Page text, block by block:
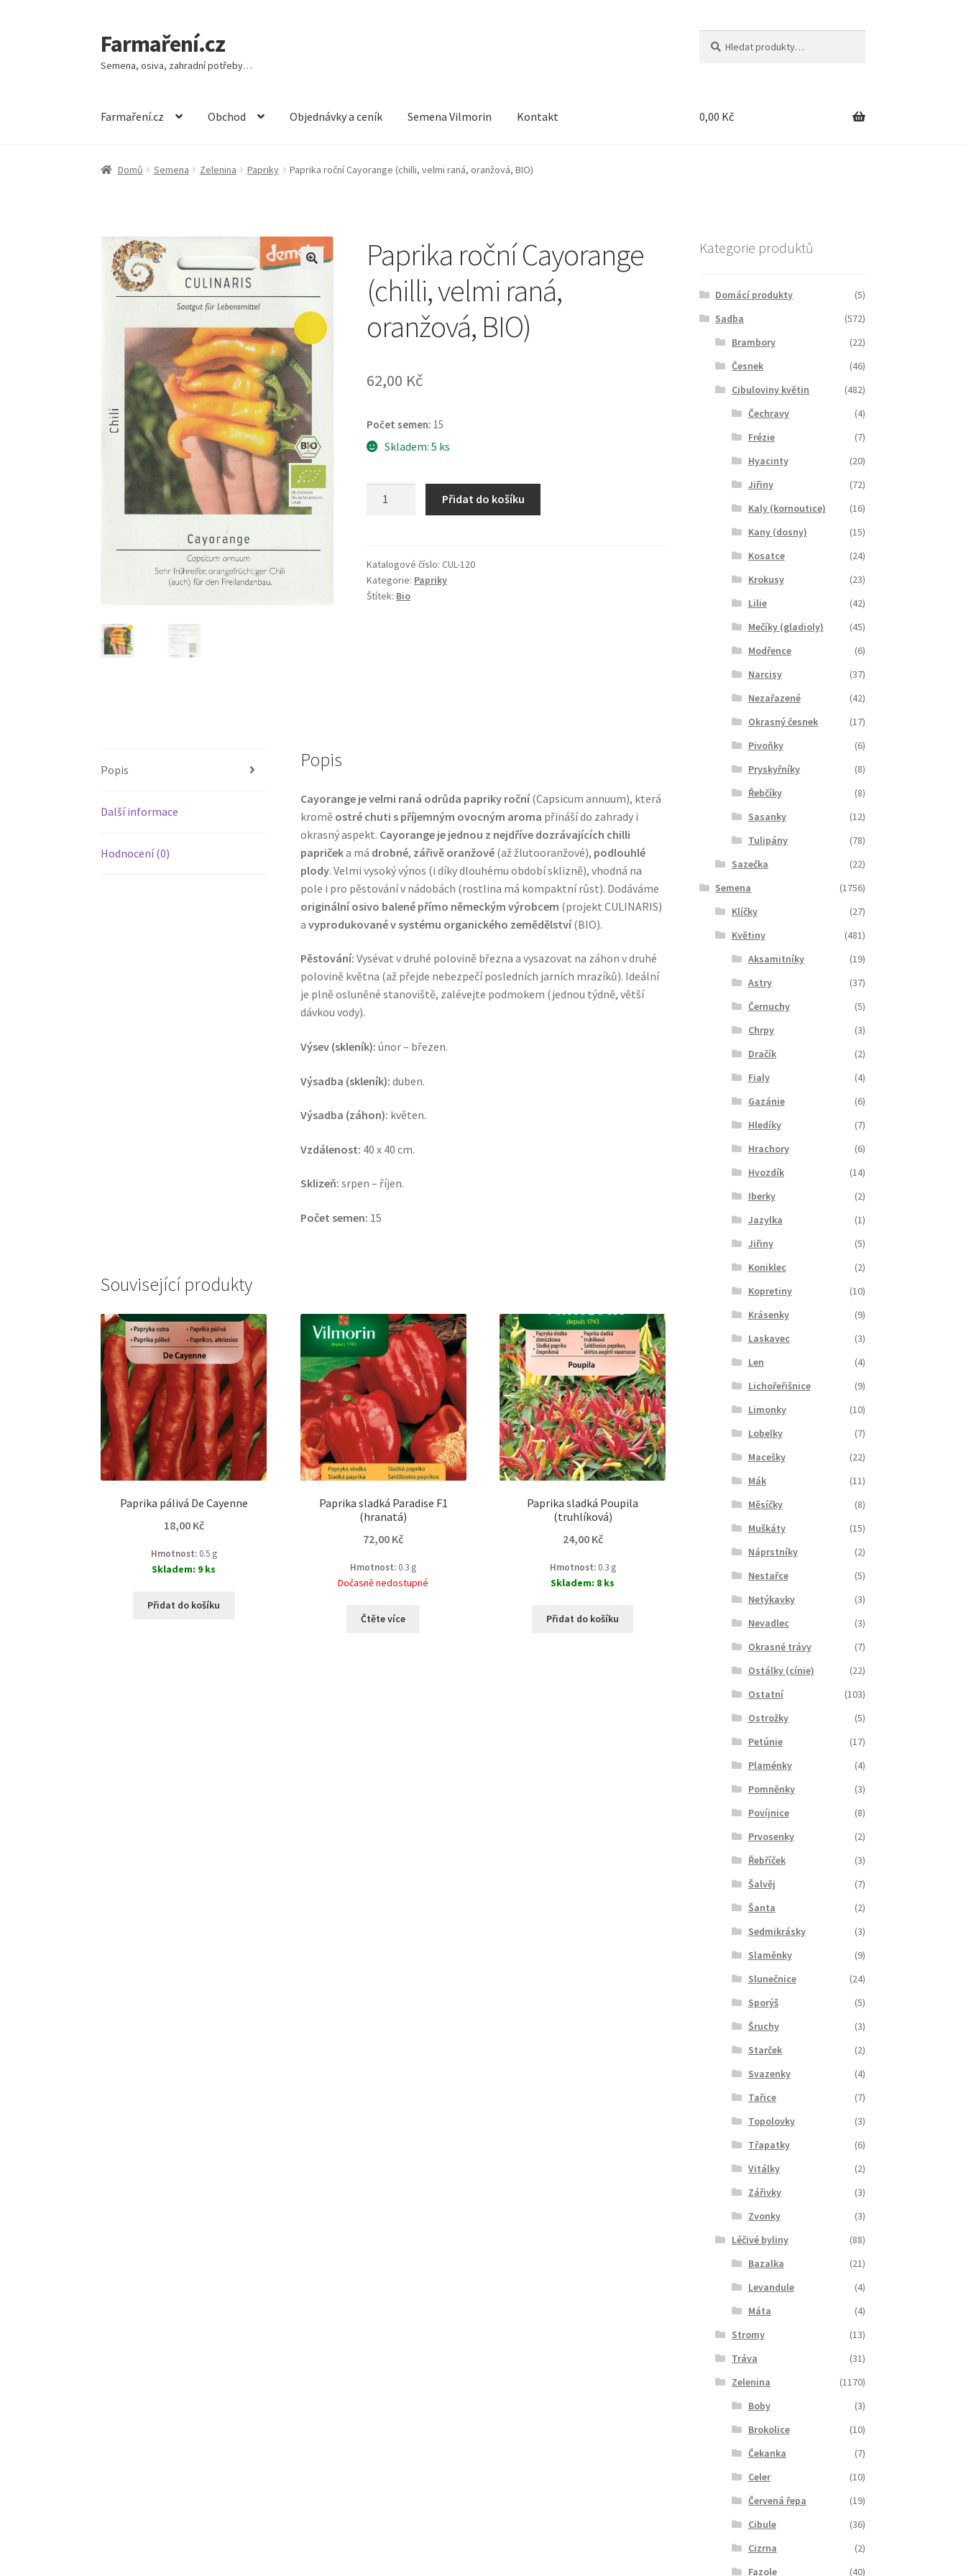
Přeskočit
na
navigaci
Přejít
k
obsahu
Farmaření.cz
Semena, osiva, zahradní potřeby…
Farmaření.cz Obchod Objednávky a ceník Semena Vilmorin Kontakt 0,00 Kč
Domů Semena Zelenina Papriky Paprika roční Cayorange (chilli, velmi raná, oranžová, BIO)
Paprika roční Cayorange
(chilli, velmi raná,
oranžová, BIO)
62,00 Kč
Počet semen: 15
Skladem: 5 ks
velmi
raná,
oranžová,
Přidat do košíku
Katalogové číslo:CUL-120
Kategorie: Papriky
Štítek: Bio
Popis
Další informace
Hodnocení (0)
Popis
Cayorange je velmi raná odrůda papriky roční(Capsicum annuum), která
kromě ostré chuti s příjemným ovocným aroma přináší do zahrady i
okrasný aspekt. Cayorange je jednou z nejdříve dozrávajících chilli
papričeka má drobné, zářivě oranžové(až žlutooranžové), podlouhlé
plody. Velmi vysoký výnos (i díky dlouhému období sklizně), vhodná na
pole i pro pěstování v nádobách (rostlina má kompaktní růst). Dodáváme
originální osivo balené přímo německým výrobcem (projekt CULINARIS)
a vyprodukované v systému organického zemědělství(BIO).
Pěstování: Vysévat v druhé polovině března a vysazovat na záhon v druhé
polovině května (až přejde nebezpečí posledních jarních mrazíků). Ideální
je plně osluněné stanoviště, zalévejte podmokem (jednou týdně, větší
dávkou vody).
Výsev (skleník): únor – březen.
Výsadba (skleník): duben.
Výsadba (záhon): květen.
Vzdálenost: 40 x 40 cm.
Sklizeň: srpen – říjen.
Počet semen: 15
Související produkty
Paprika pálivá De Cayenne
18,00 Kč
Hmotnost: 0.5 g
Skladem: 9 ks
Přidat do košíku
Paprika sladká Paradise F1
(hranatá)
72,00 Kč
Hmotnost: 0.3 g
Dočasně nedostupné
Čtěte více
Paprika sladká Poupila
(truhlíková)
24,00 Kč
Hmotnost: 0.3 g
Skladem: 8 ks
Přidat do košíku
Kategorie produktů
Domácí produkty
(5)
Sadba
(572)
Brambory
(22)
Česnek
(46)
Cibuloviny květin
(482)
Čechravy
(4)
Frézie
(7)
Hyacinty
(20)
Jiřiny
(72)
Kaly (kornoutice)
(16)
Kany (dosny)
(15)
Kosatce
(24)
Krokusy
(23)
Lilie
(42)
Mečíky (gladioly)
(45)
Modřence
(6)
Narcisy
(37)
Nezařazené
(42)
Okrasný česnek
(17)
Pivoňky
(6)
Pryskyřníky
(8)
Řebčíky
(8)
Sasanky
(12)
Tulipány
(78)
Sazečka
(22)
Semena
(1756)
Klíčky
(27)
Květiny
(481)
Aksamitníky
(19)
Astry
(37)
Černuchy
(5)
Chrpy
(3)
Dračík
(2)
Fialy
(4)
Gazánie
(6)
Hledíky
(7)
Hrachory
(6)
Hvozdík
(14)
Iberky
(2)
Jazylka
(1)
Jiřiny
(5)
Koniklec
(2)
Kopretiny
(10)
Krásenky
(9)
Laskavec
(3)
Len
(4)
Lichořeřišnice
(9)
Limonky
(10)
Lobelky
(7)
Macešky
(22)
Mák
(11)
Měsíčky
(8)
Muškáty
(15)
Náprstníky
(2)
Nestařce
(5)
Netýkavky
(3)
Nevadlec
(3)
Okrasné trávy
(7)
Ostálky (cínie)
(22)
Ostatní
(103)
Ostrožky
(5)
Petúnie
(17)
Plaménky
(4)
Pomněnky
(3)
Povíjnice
(8)
Prvosenky
(2)
Řebříček
(3)
Šalvěj
(7)
Šanta
(2)
Sedmikrásky
(3)
Slaměnky
(9)
Slunečnice
(24)
Sporýš
(5)
Šruchy
(3)
Starček
(2)
Svazenky
(4)
Tařice
(7)
Topolovky
(3)
Třapatky
(6)
Vitálky
(2)
Zářivky
(3)
Zvonky
(3)
Léčivé byliny
(88)
Bazalka
(21)
Levandule
(4)
Máta
(4)
Stromy
(13)
Tráva
(31)
Zelenina
(1170)
Boby
(3)
Brokolice
(10)
Čekanka
(7)
Celer
(10)
Červená řepa
(19)
Cibule
(36)
Cizrna
(2)
Fazole
(40)